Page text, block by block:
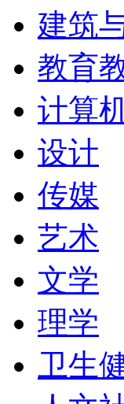
建筑
教育
计算
设计
传媒
艺术
文学
理学
卫生